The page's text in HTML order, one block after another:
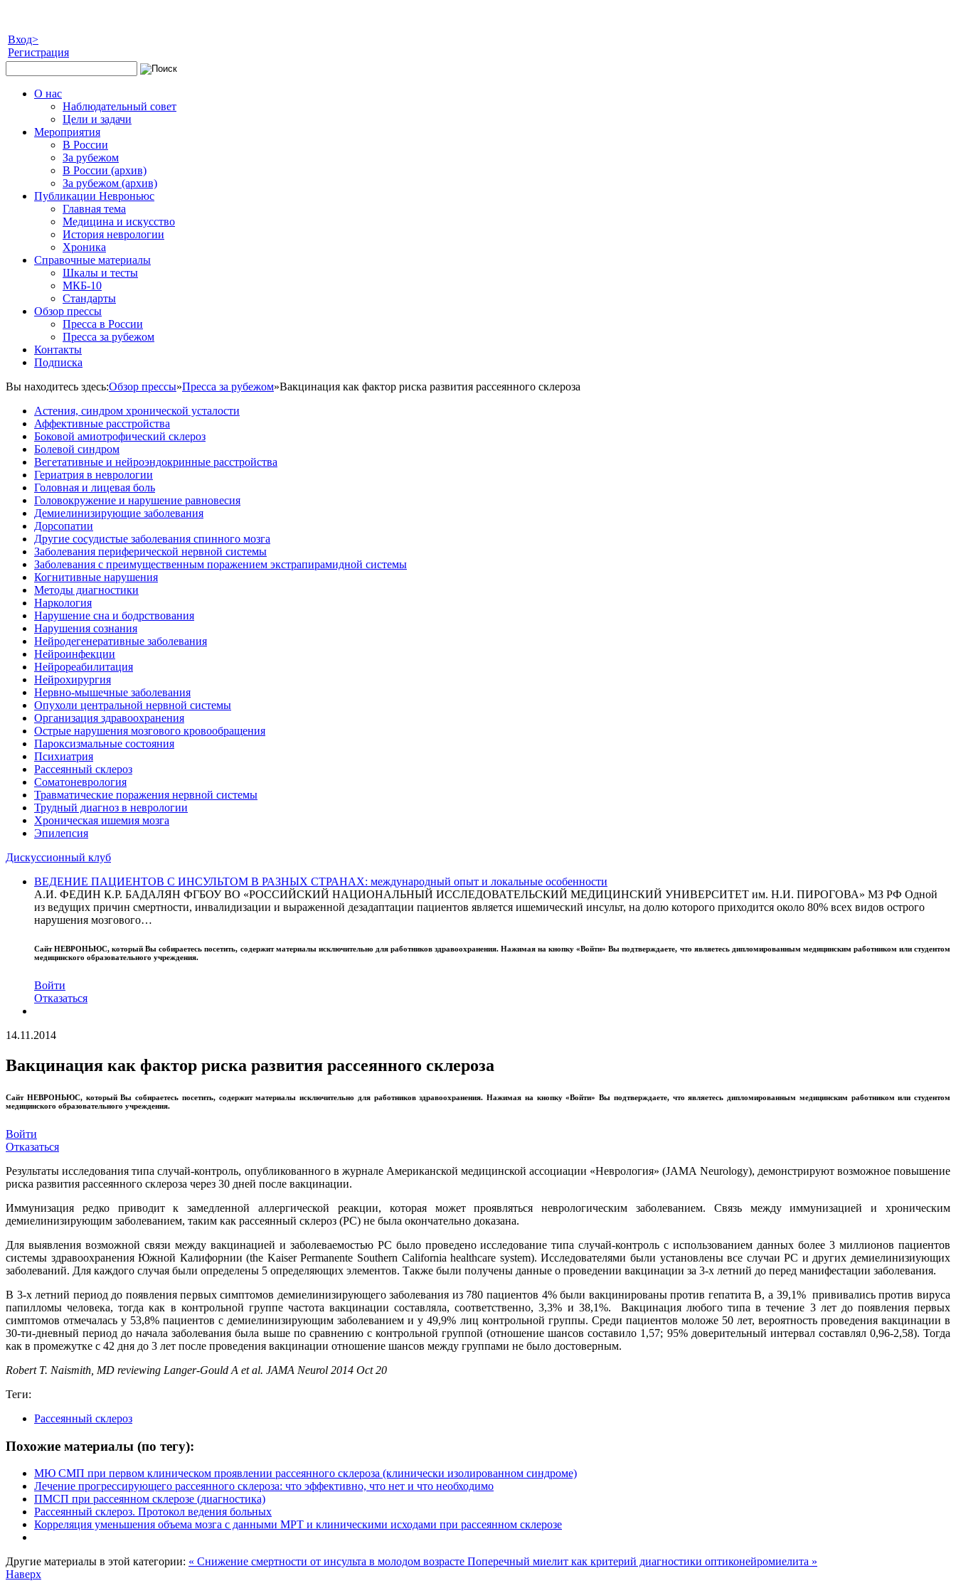
Вход>
Регистрация
О нас
Наблюдательный совет
Цели и задачи
Мероприятия
В России
За рубежом
В России (архив)
За рубежом (архив)
Публикации Невроньюс
Главная тема
Медицина и искусство
История неврологии
Хроника
Справочные материалы
Шкалы и тесты
МКБ-10
Стандарты
Обзор прессы
Пресса в России
Пресса за рубежом
Контакты
Подписка
Вы находитесь здесь:Обзор прессы»Пресса за рубежом»Вакцинация как фактор риска развития рассеянного склероза
Астения, синдром хронической усталости
Аффективные расстройства
Боковой амиотрофический склероз
Болевой синдром
Вегетативные и нейроэндокринные расстройства
Гериатрия в неврологии
Головная и лицевая боль
Головокружение и нарушение равновесия
Демиелинизирующие заболевания
Дорсопатии
Другие сосудистые заболевания спинного мозга
Заболевания периферической нервной системы
Заболевания с преимущественным поражением экстрапирамидной системы
Когнитивные нарушения
Методы диагностики
Наркология
Нарушение сна и бодрствования
Нарушения сознания
Нейродегенеративные заболевания
Нейроинфекции
Нейрореабилитация
Нейрохирургия
Нервно-мышечные заболевания
Опухоли центральной нервной системы
Организация здравоохранения
Острые нарушения мозгового кровообращения
Пароксизмальные состояния
Психиатрия
Рассеянный склероз
Соматоневрология
Травматические поражения нервной системы
Трудный диагноз в неврологии
Хроническая ишемия мозга
Эпилепсия
Дискуссионный клуб
ВЕДЕНИЕ ПАЦИЕНТОВ С ИНСУЛЬТОМ В РАЗНЫХ СТРАНАХ: международный опыт и локальные особенности
А.И. ФЕДИН К.Р. БАДАЛЯН ФГБОУ ВО «РОССИЙСКИЙ НАЦИОНАЛЬНЫЙ ИССЛЕДОВАТЕЛЬСКИЙ МЕДИЦИНСКИЙ УНИВЕРСИТЕТ им. Н.И. ПИРОГОВА» МЗ РФ Одной
из ведущих причин смертности, инвалидизации и выраженной дезадаптации пациентов является ишемический инсульт, на долю которого приходится около 80% всех видов острого
нарушения мозгового…
СайтНЕВРОНЬЮС, который Вы собираетесь посетить, содержит материалы исключительно для работников здравоохранения. Нажимая на кнопку «Войти» Вы подтверждаете, что являетесь дипломированным медицинским работником или студентом
медицинского образовательного учреждения.
Войти
Отказаться
14.11.2014
Вакцинация как фактор риска развития рассеянного склероза
Сайт НЕВРОНЬЮС, который Вы собираетесь посетить, содержит материалы исключительно для работников здравоохранения. Нажимая на кнопку «Войти» Вы подтверждаете, что являетесь дипломированным медицинским работником или студентом
медицинского образовательного учреждения.
Войти
Отказаться
Результаты исследования типа случай-контроль, опубликованного в журнале Американской медицинской ассоциации «Неврология» (JAMA Neurology), демонстрируют возможное повышение
риска развития рассеянного склероза через 30 дней после вакцинации.
Иммунизация редко приводит к замедленной аллергической реакции, которая может проявляться неврологическим заболеванием. Связь между иммунизацией и хроническим
демиелинизирующим заболеванием, таким как рассеянный склероз (РС) не была окончательно доказана.
Для выявления возможной связи между вакцинацией и заболеваемостью РС было проведено исследование типа случай-контроль с использованием данных более 3 миллионов пациентов
системы здравоохранения Южной Калифорнии (the Kaiser Permanente Southern California healthcare system). Исследователями были установлены все случаи РС и других демиелинизиующих
заболеваний. Для каждого случая были определены 5 определяющих элементов. Также были получены данные о проведении вакцинации за 3-х летний до перед манифестации заболевания.
В 3-х летний период до появления первых симптомов демиелинизирующего заболевания из 780 пациентов 4% были вакцинированы против гепатита В, а 39,1% прививались против вируса
папилломы человека, тогда как в контрольной группе частота вакцинации составляла, соответственно, 3,3% и 38,1%. Вакцинация любого типа в течение 3 лет до появления первых
симптомов отмечалась у 53,8% пациентов с демиелинизирующим заболеванием и у 49,9% лиц контрольной группы. Среди пациентов моложе 50 лет, вероятность проведения вакцинации в
30-ти-дневный период до начала заболевания была выше по сравнению с контрольной группой (отношение шансов составило 1,57; 95% доверительный интервал составлял 0,96-2,58). Тогда
как в промежутке с 42 дня до 3 лет после проведения вакцинации отношение шансов между группами не было достоверным.
Robert T. Naismith, MD reviewing Langer-Gould A et al. JAMA Neurol 2014 Oct 20
Теги:
Рассеянный склероз
Похожие материалы (по тегу):
МЮ СМП при первом клиническом проявлении рассеянного склероза (клинически изолированном синдроме)
Лечение прогрессирующего рассеянного склероза: что эффективно, что нет и что необходимо
ПМСП при рассеянном склерозе (диагностика)
Рассеянный склероз. Протокол ведения больных
Корреляция уменьшения объема мозга с данными МРТ и клиническими исходами при рассеянном склерозе
Другие материалы в этой категории: « Снижение смертности от инсульта в молодом возрасте Поперечный миелит как критерий диагностики оптиконейромиелита »
Наверх